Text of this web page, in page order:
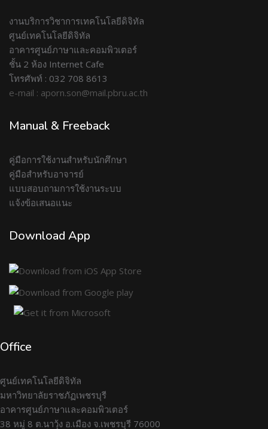
งานบริการวิชาการเทคโนโลยีดิจิทัล
ศูนย์เทคโนโลยีดิจิทัล
อาคารศูนย์ภาษาและคอมพิวเตอร์
ชั้น 2 ห้อง Internet Cafe
โทรศัพท์ : 032 708 8613
e-mail : aporn.son@mail.pbru.ac.th
Manual & Freeback
คู่มือการใช้งานสำหรับนักศึกษา
คู่มือสำหรับอาจารย์
แบบสอบถามการใช้งานระบบ
แจ้งข้อเสนอแนะ
Download App
Office
ศูนย์เทคโนโลยีดิจิทัล
มหาวิทยาลัยราชภัฏเพชรบุรี
อาคารศูนย์ภาษาและคอมพิวเตอร์
38 หมู่ 8 ต.นาวุ้ง อ.เมือง จ.เพชรบุรี 76000